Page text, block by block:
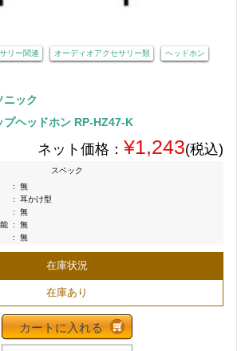
リー関連 オーディオアクセサリー類 ヘッドホン
ック
ヘッドホン RP-HZ47-K
ネット価格： ¥1,243(税込)
スペック
:
無
:
耳かけ型
:
無
:
無
: 無
在庫状況
在庫あり
カートに入れる